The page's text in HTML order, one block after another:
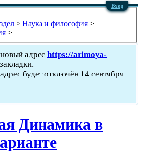
Вход
> Наука и философия >
>
адрес https://arimoya-
будет отключён 14 сентября
Динамика в